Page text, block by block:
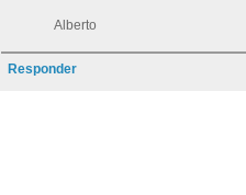
Alberto
Responder